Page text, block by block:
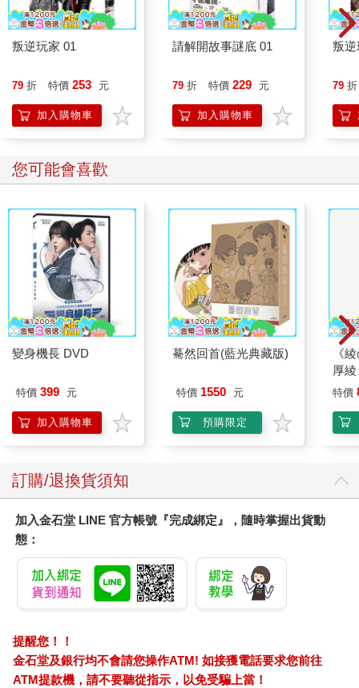
叛逆玩家 01
79 折 特價 253 元
加入購物車
請解開故事謎底 01
79 折 特價 229 元
加入購物車
叛逆
79 折
您可能會喜歡
變身機長 DVD
特價 399 元
加入購物車
驀然回首(藍光典藏版)
特價 1550 元
預購限定
《
厚綾
特價
訂購/退換貨須知
加入金石堂 LINE 官方帳號『完成綁定』，隨時掌握出貨動
態：
提醒您！！
金石堂及銀行均不會請您操作ATM! 如接獲電話要求您前往
ATM提款機，請不要聽從指示，以免受騙上當！